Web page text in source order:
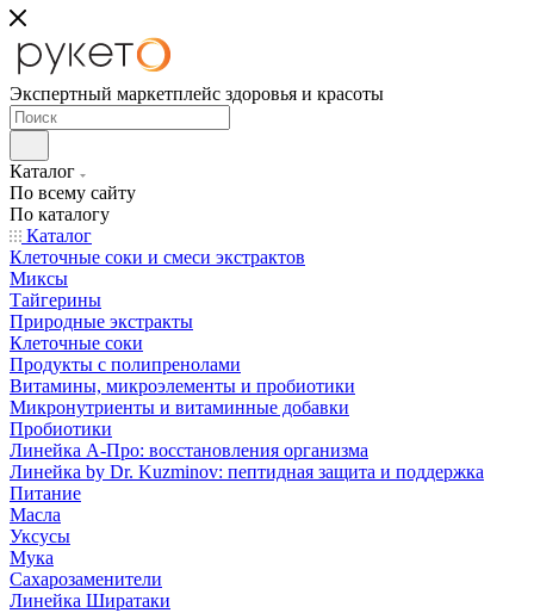
Экспертный маркетплейс здоровья и красоты
Каталог
По всему сайту
По каталогу
Каталог
Клеточные соки и смеси экстрактов
Миксы
Тайгерины
Природные экстракты
Клеточные соки
Продукты с полипренолами
Витамины, микроэлементы и пробиотики
Микронутриенты и витаминные добавки
Пробиотики
Линейка А-Про: восстановления организма
Линейка by Dr. Kuzminov: пептидная защита и поддержка
Питание
Масла
Уксусы
Мука
Сахарозаменители
Линейка Ширатаки